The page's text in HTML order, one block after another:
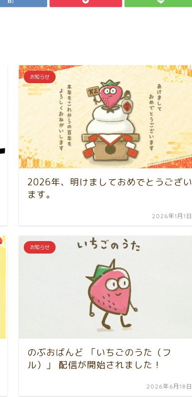
お知らせ
2026年、明けましておめでとうござい
ます。
2026年1月1日
お知らせ
のぶおばんど 「いちごのうた（フ
ル）」 配信が開始されました！
2026年6月18日